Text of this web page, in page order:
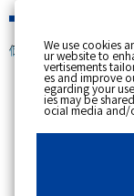
個人のお客さま
スペースで区切
例：電気 料金
We use cookies
ur website to
vertisements
es and improve
egarding your
ies may be
ocial media and/
bine the data
ded to them or
ervices or other
ts delivered to
essary Cookies,
of all Cookies,